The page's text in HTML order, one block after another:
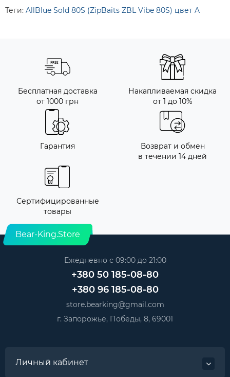
Теги: AllBlue Sold 80S (ZipBaits ZBL Vibe 80S) цвет A
Бесплатная доставка
от 1000 грн
Накапливаемая скидка
от 1 до 10%
Гарантия
Возврат и обмен
в течении 14 дней
Сертифицированные
товары
Bear-King.Store
Ежедневно с 09:00 до 21:00
+380 50 185-08-80
+380 96 185-08-80
store.bearking@gmail.com
г. Запорожье, Победы, 8, 69001
Личный кабинет